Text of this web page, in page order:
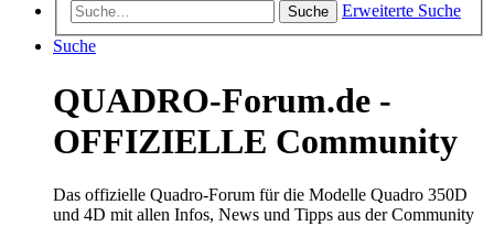
Suche
Erweiterte Suche
Suche
QUADRO-Forum.de -
OFFIZIELLE Community
Das offizielle Quadro-Forum für die Modelle Quadro 350D
und 4D mit allen Infos, News und Tipps aus der Community